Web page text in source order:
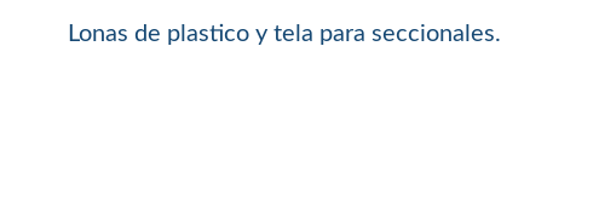
Lonas de plastico y tela para seccionales.